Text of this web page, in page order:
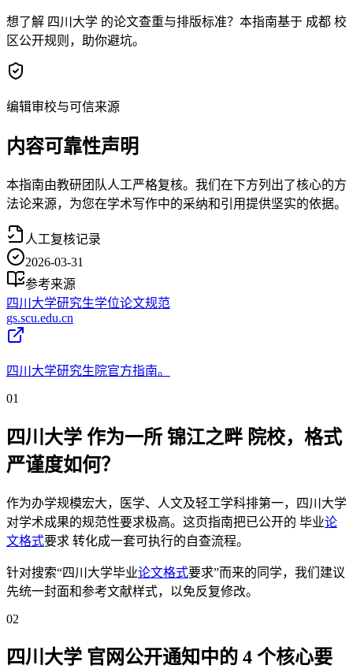
想了解 四川大学 的论文查重与排版标准？本指南基于 成都 校
区公开规则，助你避坑。
编辑审校与可信来源
内容可靠性声明
本指南由教研团队人工严格复核。我们在下方列出了核心的方
法论来源，为您在学术写作中的采纳和引用提供坚实的依据。
人工复核记录
2026-03-31
参考来源
四川大学研究生学位论文规范
gs.scu.edu.cn
四川大学研究生院官方指南。
01
四川大学 作为一所 锦江之畔 院校，格式
严谨度如何？
作为办学规模宏大，医学、人文及轻工学科排第一，四川大学
对学术成果的规范性要求极高。这页指南把已公开的 毕业论
文格式要求 转化成一套可执行的自查流程。
针对搜索“四川大学毕业论文格式要求”而来的同学，我们建议
先统一封面和参考文献样式，以免反复修改。
02
四川大学 官网公开通知中的 4 个核心要